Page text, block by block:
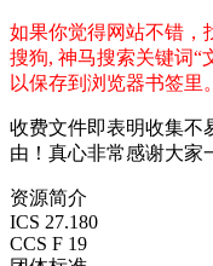
如果你觉得网站不错，
搜狗, 神马搜索关键词“
以保存到浏览器书签里。
收费文件即表明收集不
由！真心非常感谢大家
资源简介
ICS 27.180
CCS F 19